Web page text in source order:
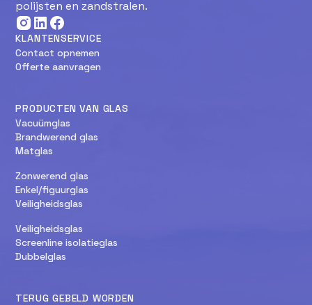
polijsten en zandstralen.
KLANTENSERVICE
Contact opnemen
Offerte aanvragen
TERUG GEBELD WORDEN
PRODUCTEN VAN GLAS
Vacuümglas
Brandwerend glas
Matglas
Zonwerend glas
Enkel/figuurglas
Veiligheidsglas
Veiligheidsglas
Screenline isolatieglas
Dubbelglas